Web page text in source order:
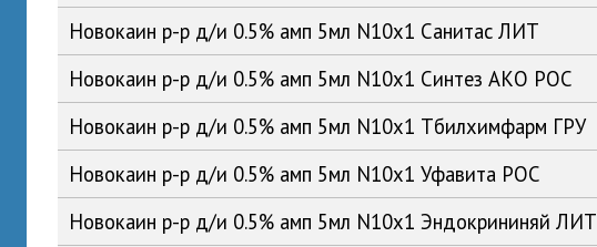
Новокаин р-р д/и 0.5% амп 5мл N10x1 Санитас ЛИТ
Новокаин р-р д/и 0.5% амп 5мл N10x1 Синтез АКО РОС
Новокаин р-р д/и 0.5% амп 5мл N10x1 Тбилхимфарм ГРУ
Новокаин р-р д/и 0.5% амп 5мл N10x1 Уфавита РОС
Новокаин р-р д/и 0.5% амп 5мл N10x1 Эндокрининяй ЛИТ